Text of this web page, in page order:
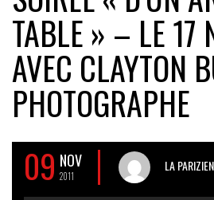
TABLE » – LE 17
AVEC CLAYTON
PHOTOGRAPHE
09 NOV
2011
LA